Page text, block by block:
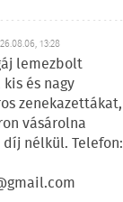
13:28
lemezbolt
és nagy
zenekazettákat,
vásárolna
nélkül. Telefon: